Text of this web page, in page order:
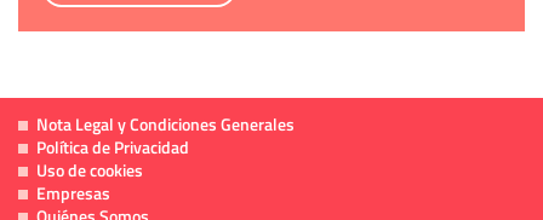
Nota Legal y Condiciones Generales
Política de Privacidad
Uso de cookies
Empresas